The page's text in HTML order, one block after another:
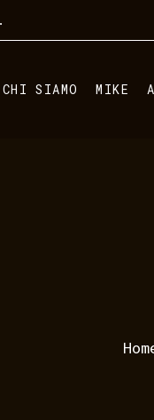
CHI SIAMO MIKE